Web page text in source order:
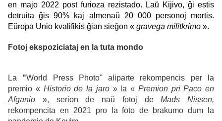
en majo 2022 post furioza rezistado. Laŭ Kijivo, ĝi estis
detruita ĝis 90% kaj almenaŭ 20 000 personoj mortis.
Eŭropa Unio kvalifikis ĝian sieĝon « gravega militkrimo ».
Fotoj ekspoziciataj en la tuta mondo
La "World Press Photo" aliparte rekompencis per la
premio « Historio de la jaro» la « Premion pri Paco en
Afganio », serion de naŭ fotoj deMads Nissen,
rekompencita en 2021 pro la foto de brakumo dum la